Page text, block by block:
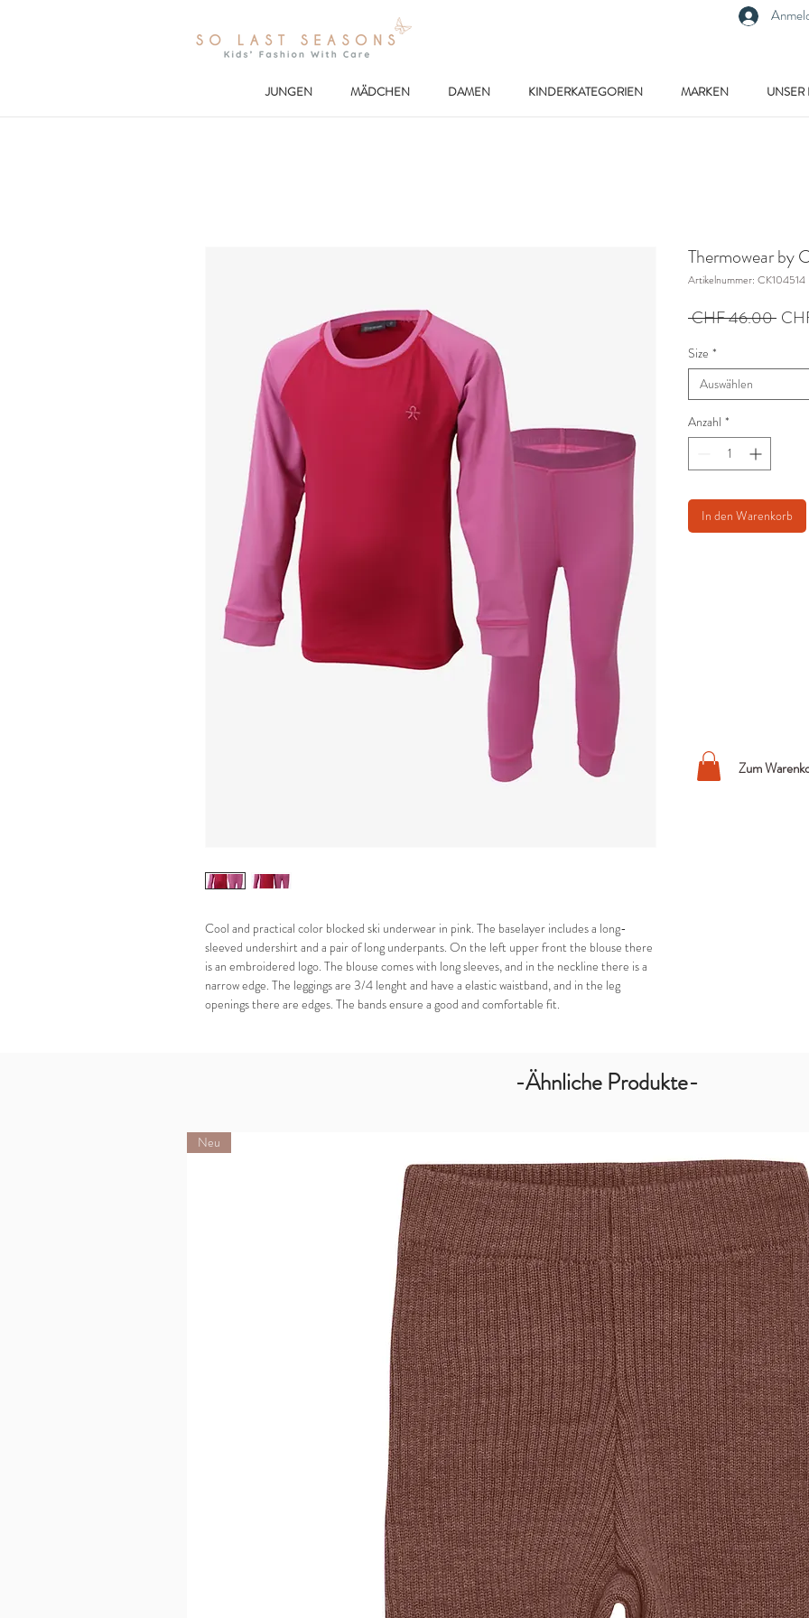
JUNGEN MÄDCHEN DAMEN KINDERKATEGORIEN MARKEN UNSER
Zum
Cool and practical color blocked ski underwear in pink. The baselayer includes a long-
sleeved undershirt and a pair of long underpants. On the left upper front the blouse there
is an embroidered logo. The blouse comes with long sleeves, and in the neckline there is a
narrow edge. The leggings are 3/4 lenght and have a elastic waistband, and in the leg
openings there are edges. The bands ensure a good and comfortable fit.
Thermowear by
Artikelnummer: CK104514
CHF 46.00
Size *
Auswählen
Anzahl *
In den Warenkorb
-Ähnliche Produkte-
Neu